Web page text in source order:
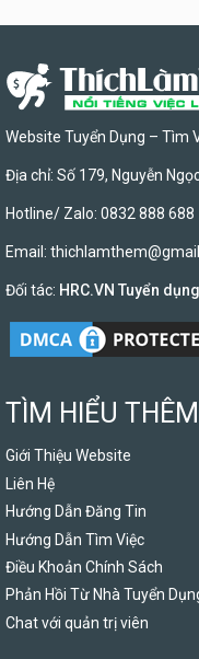
Website Tuyển Dụng – Tìm
Địa chỉ: Số 179, Nguyễn
Hotline/ Zalo: 0832 888 688
Email:
Đối tác: HRC.VN Tuyển
TÌM HIỂU THÊM
Giới Thiệu Website
Liên Hệ
Hướng Dẫn Đăng Tin
Hướng Dẫn Tìm Việc
Điều Khoản Chính Sách
Phản Hồi Từ Nhà Tuyển
Chat với quản trị viên